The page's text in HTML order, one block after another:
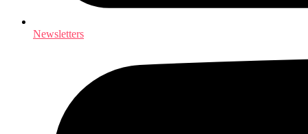
Newsletters